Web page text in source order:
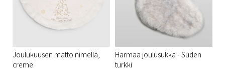
Joulukuusen matto nimellä,
creme
Harmaa joulusukka - Suden
turkki